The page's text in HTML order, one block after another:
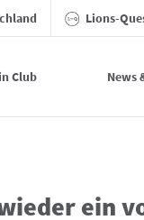
Lions-
Club News
ein